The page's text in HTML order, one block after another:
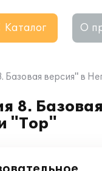
Каталог О
Базовая версия" в
8.
"Тор"